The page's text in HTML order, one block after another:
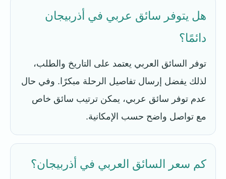
هل يتوفر سائق عربي في أذربيجان
دائمًا؟
توفر السائق العربي يعتمد على التاريخ والطلب،
لذلك يفضل إرسال تفاصيل الرحلة مبكرًا. وفي حال
عدم توفر سائق عربي، يمكن ترتيب سائق خاص
مع تواصل واضح حسب الإمكانية.
كم سعر السائق العربي في أذربيجان؟